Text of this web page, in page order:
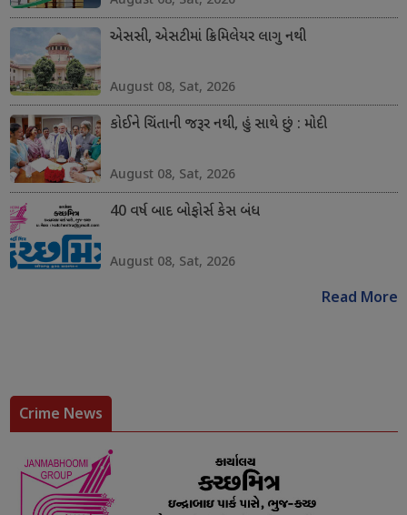
એસસી, એસટીમાં ક્રિમિલેયર લાગુ નથી
August 08, Sat, 2026
કોઈને ચિંતાની જરૂર નથી, હું સાથે છું : મોદી
August 08, Sat, 2026
40 વર્ષ બાદ બોફોર્સ કેસ બંધ
August 08, Sat, 2026
Read More
Crime News